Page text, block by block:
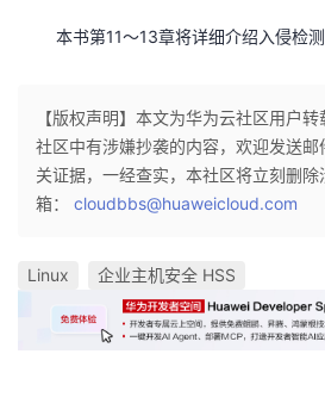
坛
圈
的
播
我
活
动
的
关
我
的
我
Programs
本书第11～13章将详细介绍入侵检测
【版权声明】本文为华为云社区用户
社区中有涉嫌抄袭的内容，欢迎发送
关证据，一经查实，本社区将立刻删
箱： cloudbbs@huaweicloud.com
Linux 企业主机安全 HSS